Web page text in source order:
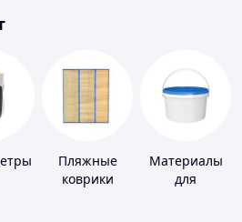
Пляжные
коврики
Материалы
для